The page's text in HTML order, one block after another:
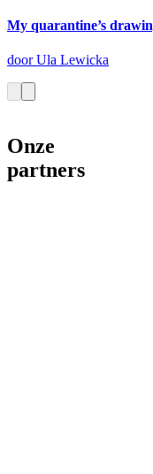
My quarantine’s
door Ula Lewicka
Onze
partners